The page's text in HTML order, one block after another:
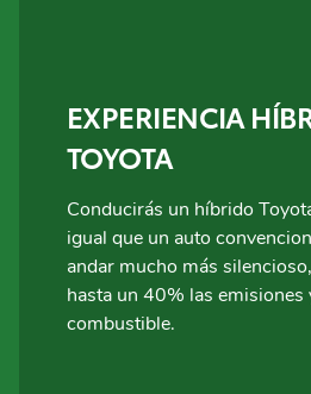
EXPERIENCIA
TOYOTA
Conducirás un híbrido
igual que un auto
andar mucho más
hasta un 40% las emisiones
combustible.